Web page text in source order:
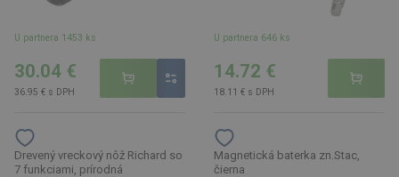
U partnera 1453 ks
30.04 €
36.95 € s DPH
U partnera 646 ks
14.72 €
18.11 € s DPH
Drevený vreckový nôž Richard so
7 funkciami, prírodná
Magnetická baterka zn.Stac,
čierna